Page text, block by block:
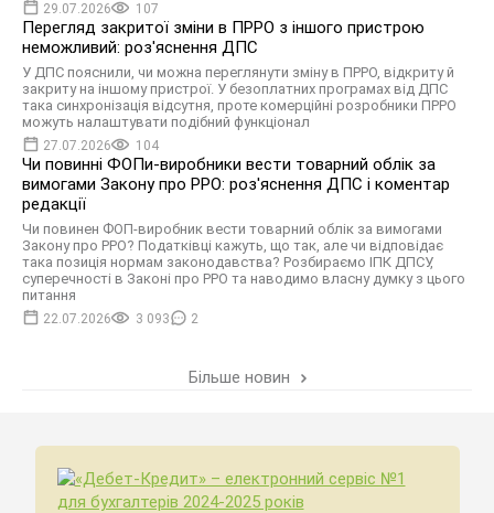
29.07.2026 107
Перегляд закритої зміни в ПРРО з іншого пристрою
неможливий: роз'яснення ДПС
У ДПС пояснили, чи можна переглянути зміну в ПРРО, відкриту й
закриту на іншому пристрої. У безоплатних програмах від ДПС
така синхронізація відсутня, проте комерційні розробники ПРРО
можуть налаштувати подібний функціонал
27.07.2026 104
Чи повинні ФОПи-виробники вести товарний облік за
вимогами Закону про РРО: роз'яснення ДПС і коментар
редакції
Чи повинен ФОП-виробник вести товарний облік за вимогами
Закону про РРО? Податківці кажуть, що так, але чи відповідає
така позиція нормам законодавства? Розбираємо ІПК ДПСУ,
суперечності в Законі про РРО та наводимо власну думку з цього
питання
22.07.2026 3 093 2
Більше новин